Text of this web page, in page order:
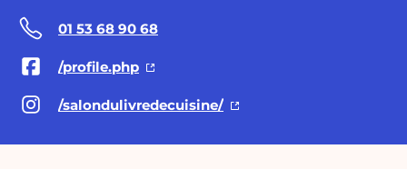
01 53 68 90 68
/profile.php
/salondulivredecuisine/